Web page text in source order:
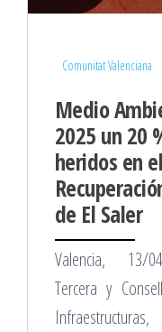
Comunitat Valenciana
Medio
2025 un 20
heridos en
de El Saler
Valencia, 13/
Tercera y